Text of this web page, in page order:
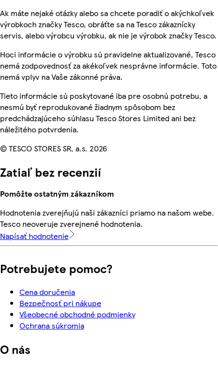
Ak máte nejaké otázky alebo sa chcete poradiť o akýchkoľvek
výrobkoch značky Tesco, obráťte sa na Tesco zákaznícky
servis, alebo výrobcu výrobku, ak nie je výrobok značky Tesco.
Hoci informácie o výrobku sú pravidelne aktualizované, Tesco
nemá zodpovednosť za akékoľvek nesprávne informácie. Toto
nemá vplyv na Vaše zákonné práva.
Tieto informácie sú poskytované iba pre osobnú potrebu, a
nesmú byť reprodukované žiadnym spôsobom bez
predchádzajúceho súhlasu Tesco Stores Limited ani bez
náležitého potvrdenia.
© TESCO STORES SR, a.s. 2026
Zatiaľ bez recenzií
Pomôžte ostatným zákazníkom
Hodnotenia zverejňujú naši zákazníci priamo na našom webe.
Tesco neoveruje zverejnené hodnotenia.
Napísať hodnotenie
Potrebujete pomoc?
Cena doručenia
Bezpečnosť pri nákupe
Všeobecné obchodné podmienky
Ochrana súkromia
O nás